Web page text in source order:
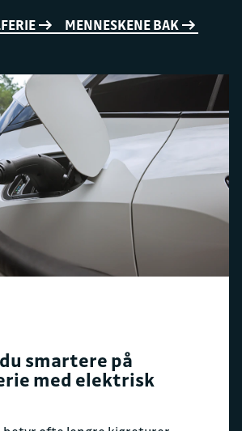
MENNESKENE BAK
smartere på
med elektrisk